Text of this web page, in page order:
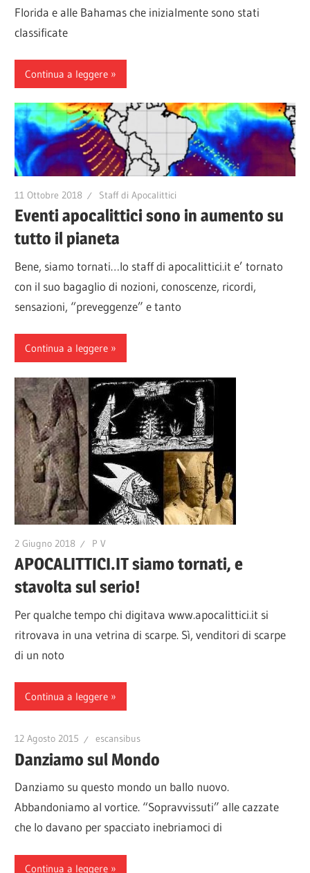
Florida e alle Bahamas che inizialmente sono stati
classificate
Continua a leggere
11 Ottobre 2018 Staff di Apocalittici
Eventi apocalittici sono in aumento su
tutto il pianeta
Bene, siamo tornati…lo staff di apocalittici.it e’ tornato
con il suo bagaglio di nozioni, conoscenze, ricordi,
sensazioni, “preveggenze” e tanto
Continua a leggere
2 Giugno 2018 P V
APOCALITTICI.IT siamo tornati, e
stavolta sul serio!
Per qualche tempo chi digitava www.apocalittici.it si
ritrovava in una vetrina di scarpe. Sì, venditori di scarpe
di un noto
Continua a leggere
12 Agosto 2015 escansibus
Danziamo sul Mondo
Danziamo su questo mondo un ballo nuovo.
Abbandoniamo al vortice. “Sopravvissuti” alle cazzate
che lo davano per spacciato inebriamoci di
Continua a leggere